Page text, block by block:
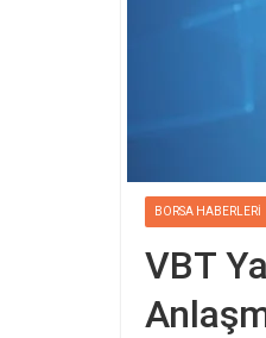
BORSA HABERLERI
VBT